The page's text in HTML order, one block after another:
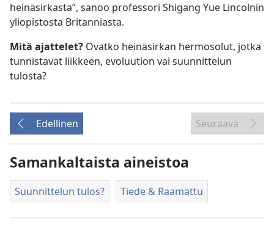
heinäsirkasta”, sanoo professori Shigang Yue Lincolnin
yliopistosta Britanniasta.
Mitä ajattelet? Ovatko heinäsirkan hermosolut, jotka
tunnistavat liikkeen, evoluution vai suunnittelun
tulosta?
Edellinen Seuraava
Samankaltaista aineistoa
Suunnittelun tulos? Tiede & Raamattu